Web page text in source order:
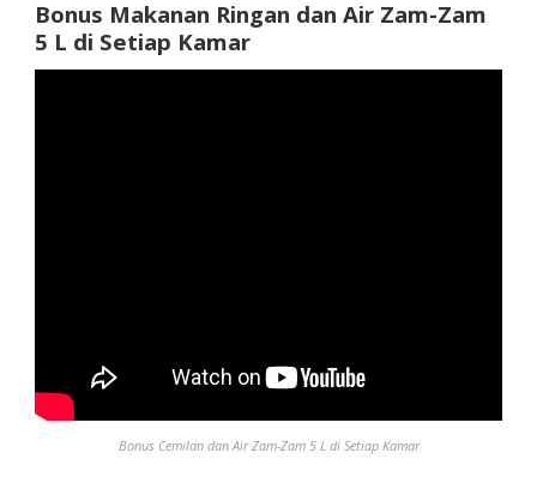
Bonus Makanan Ringan dan Air Zam-Zam
5 L di Setiap Kamar
Bonus Cemilan dan Air Zam-Zam 5 L di Setiap Kamar